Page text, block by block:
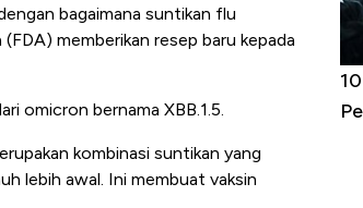
bagaimana suntikan flu
memberikan resep baru kepada
omicron bernama XBB.1.5.
kombinasi suntikan yang
lebih awal. Ini membuat vaksin
yang Cuannya Paling Menyala?